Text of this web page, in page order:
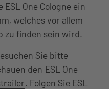
One Cologne ein
welches vor allem
zu finden sein wird.
Sie bitte
den ESL One
. Folgen Sie ESL